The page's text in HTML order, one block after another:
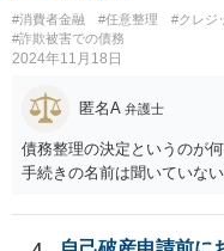
#消費者金融 #任意整理 #クレジ
#詐欺被害での債務
2024年11月18日
匿名A 弁護士
債務整理の決定というのが
手続きの名前は聞いていな